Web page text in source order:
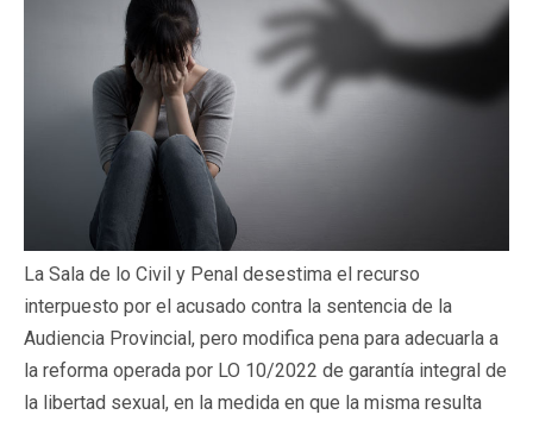
La Sala de lo Civil y Penal desestima el recurso
interpuesto por el acusado contra la sentencia de la
Audiencia Provincial, pero modifica pena para adecuarla a
la reforma operada por LO 10/2022 de garantía integral de
la libertad sexual, en la medida en que la misma resulta